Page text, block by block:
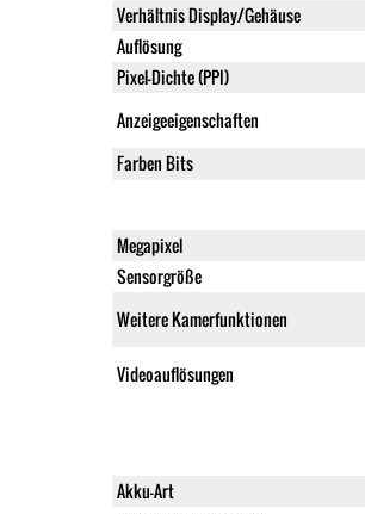
Verhältnis Display/Gehäuse
Auflösung
Pixel-Dichte (PPI)
Anzeigeeigenschaften
Farben Bits
Megapixel
Sensorgröße
Weitere Kamerfunktionen
Videoauflösungen
Akku-Art